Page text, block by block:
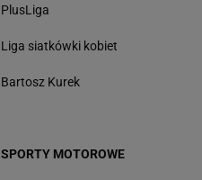
PlusLiga
Liga siatkówki kobiet
Bartosz Kurek
SPORTY MOTOROWE